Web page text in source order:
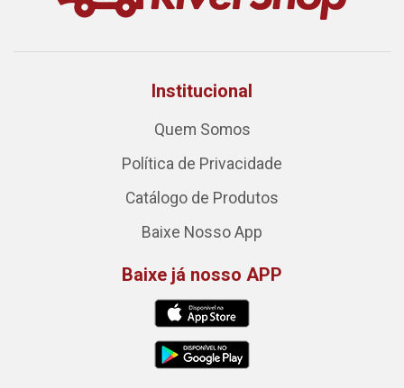
Institucional
Quem Somos
Política de Privacidade
Catálogo de Produtos
Baixe Nosso App
Baixe já nosso APP